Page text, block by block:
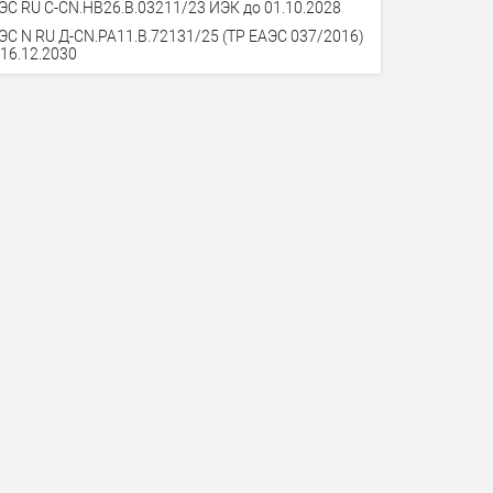
RU С-СN.НВ26.В.03211/23 ИЭК до 01.10.2028
N RU Д-CN.РА11.В.72131/25 (ТР ЕАЭС 037/2016)